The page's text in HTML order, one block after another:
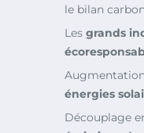
le bilan
Les grands
énergies
Découplage